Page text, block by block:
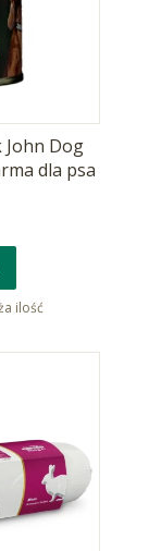
John Dog
dla psa
ilość